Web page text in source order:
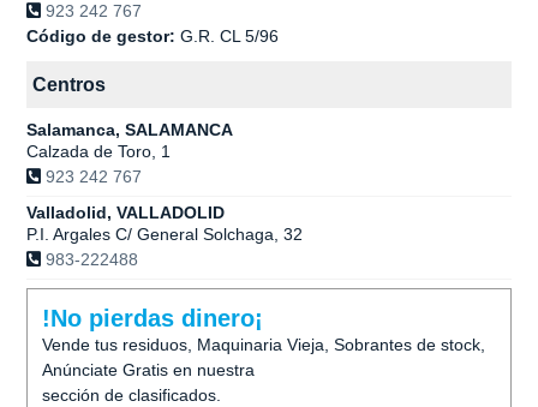
923 242 767
Código de gestor: G.R. CL 5/96
Centros
Salamanca, SALAMANCA
Calzada de Toro, 1
923 242 767
Valladolid, VALLADOLID
P.I. Argales C/ General Solchaga, 32
983-222488
!No pierdas dinero¡
Vende tus residuos, Maquinaria Vieja, Sobrantes de stock,
Anúnciate Gratis en nuestra
sección de clasificados.